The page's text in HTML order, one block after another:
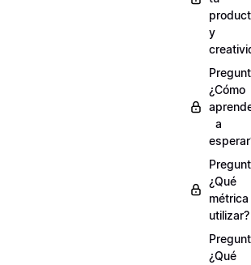
y
¿Cómo
a
¿Qué
métrica
utilizar?
¿Qué